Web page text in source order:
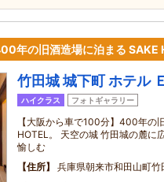
年の旧酒造場に泊まる SAKE
竹田城 城下町 ホテル
ハイクラス フォトギャラリー
【大阪から車で100分】400年の
HOTEL。 天空の城 竹田城の麓に
愉しむ
住所
兵庫県朝来市和田山町